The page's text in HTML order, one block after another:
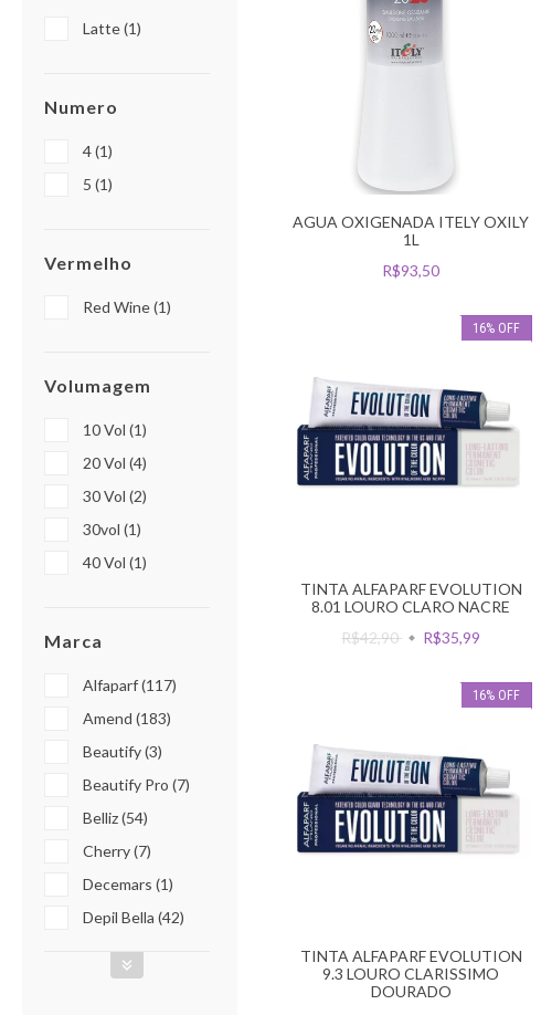
Latte (1)
Numero
4 (1)
5 (1)
Vermelho
Red Wine (1)
Volumagem
10 Vol (1)
20 Vol (4)
30 Vol (2)
30vol (1)
40 Vol (1)
Marca
Alfaparf (117)
Amend (183)
Beautify (3)
Beautify Pro (7)
Belliz (54)
Cherry (7)
Decemars (1)
Depil Bella (42)
AGUA OXIGENADA ITELY OXILY
1L
R$93,50
16% OFF
TINTA ALFAPARF EVOLUTION
8.01 LOURO CLARO NACRE
R$42,90
R$35,99
16% OFF
TINTA ALFAPARF EVOLUTION
9.3 LOURO CLARISSIMO
DOURADO